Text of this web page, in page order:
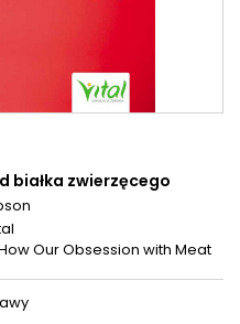
białka zwierzęcego
Our Obsession with Meat